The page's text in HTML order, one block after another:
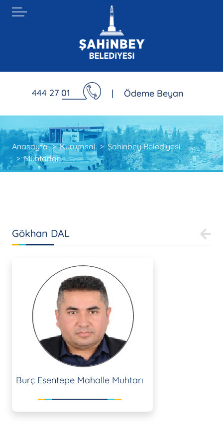
444 27 01 | Ödeme Beyan
Anasayfa Kurumsal
Şahinbey Belediyesi
Muhtarlar
Gökhan DAL
Burç Esentepe Mahalle Muhtarı